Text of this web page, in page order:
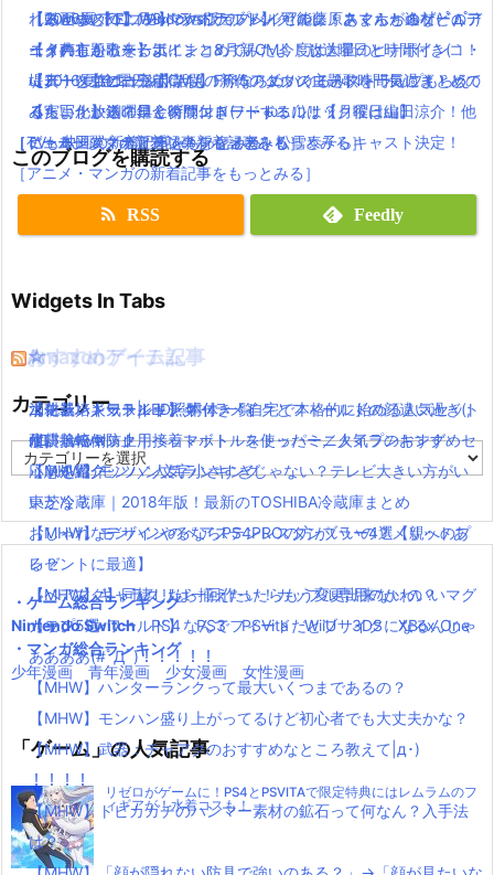
れるwww【ドコモ×マクドナルド】
【うれしかろー】ポインコ8月新CM今度は大量のヒナポインコ！
堤真一と弟のコラボCMも！今ならぬいぐるみストラップもらえ
る！
［TV・映画の新着記事をもっとみる］
【メビウスFF】Windows版でプレイ可能に！スマホとのゲームデ
ータ共有も出来るよ！
【データコピー完了待ち】FF15のダウンロード時間長過ぎ！どの
くらいかかる？早くダウンロードするには？
［ゲーム・スマホアプリの新着記事をもっとみる］
【2016夏アニソン】ジョジョ・べルセルク・あまんちゅなどのア
ニメの主題歌を一気にまとめてみたよ！放送曜日と時間付き(｀・
ω・´)！【金曜日編】
【実写化】鋼の錬金術師エドワードエルリック役は山田涼介！他
にも本田翼、ディーン・フジオカ、松雪泰子らキャスト決定！
［アニメ・マンガの新着記事をもっとみる］
【動画まとめ】月9ドラマ”ラブソング”の藤原さくらが逸材( ﾟдﾟ )
イイ声！！
【2016夏アニソン】話題の新作アニメの主題歌を一気にまとめて
みたよ！放送曜日と時間付き(｀・ω・´)！【月曜日編】
［ミュージックの新着記事をもっとみる］
このブログを購読する
RSS Feedly
Widgets In Tabs
おすすめゲーム記事
【モンハンワールド】キャラメイクとフィールドの顔違い過ぎ(;
´Д｀)www
【MHW】モンハン文字小さすぎじゃない？テレビ大きい方がい
いかな？
【MHW】モンハンやるならPS4PROの方がいいの？メリットあ
る？
【MHW】キャラクリは一回作ったらもう変更出来ないの？
【モンハンワールド】なんでフィードだとブサイクになるんじゃ
ああああ(#ﾟДﾟ)！！！！！
【MHW】ハンターランクって最大いくつまであるの？
【MHW】モンハン盛り上がってるけど初心者でも大丈夫かな？
【MHW】武器：チャアクのおすすめなところ教えて|д･)
！！！！
【MHW】トビカガチのハンマー素材の鉱石って何なん？入手法
は？
Amazonアイテム
水耕栽培キット|LED照明付き！自宅で本格的に始める人気セット
水耕栽培キット｜ペットボトルを使ったミニタイプのおすすめセ
ットを紹介
東芝冷蔵庫｜2018年版！最新のTOSHIBA冷蔵庫まとめ
おしゃれなデザインのペアステンレスタンブラー4選【親へのプ
レゼントに最適】
【ペアマグ】同棲したら揃えたい！カップル専用のかわいいマグ
カップ5選
☆
ニンテンドースイッチ 本体 一覧
使い捨てマスク
☆
消化器／人気ランキング
耐震・転倒防止用接着マット・ストッパー／人気ランキング
応急処置グッツ／人気ランキング
☆
カテゴリー
テ
リ
ー
・ゲーム総合ランキング
Nintendo Switch
PS4 PS3 PSVita WiiU 3DS
XBox One
・マンガ総合ランキング
少年漫画
青年漫画 少女漫画 女性漫画
「ゲーム」の人気記事
リゼロがゲームに！PS4とPSVITAで限定特典にはレムラムのフ
ィギアが！水着コスも！